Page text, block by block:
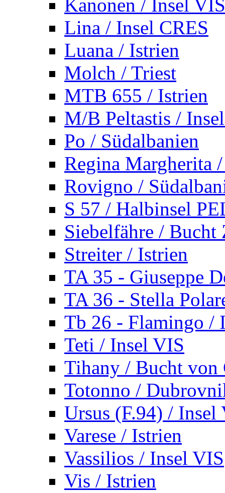
Kanonen / Insel VIS
Lina / Insel CRES
Luana / Istrien
Molch / Triest
MTB 655 / Istrien
M/B Peltastis /
Po / Südalbanien
Regina Margherita
Rovigno /
S 57 / Halbinsel
Siebelfähre / Bucht
Streiter / Istrien
TA 35 - Giuseppe
TA 36 - Stella
Tb 26 - Flamingo /
Teti / Insel VIS
Tihany / Bucht von
Totonno /
Ursus (F.94) / Insel
Varese / Istrien
Vassilios / Insel VIS
Vis / Istrien